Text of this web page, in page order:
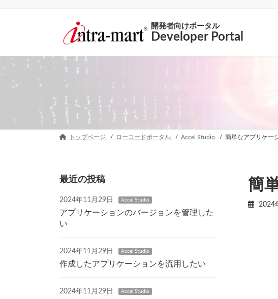
開発者向けポータル
Developer Portal
トップページ ローコードポータル Accel Studio 簡単なアプリケー
簡
2024
最近の投稿
2024年11月29日 Accel Studio
アプリケーションのバージョンを管理した
い
2024年11月29日 Accel Studio
作成したアプリケーションを流用したい
2024年11月29日 Accel Studio